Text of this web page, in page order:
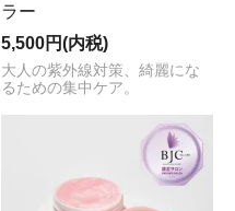
ラー
5,500円(内税)
大人の紫外線対策、綺麗にな
るための集中ケア。